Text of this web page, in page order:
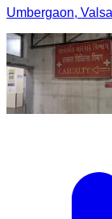
Umbergaon,